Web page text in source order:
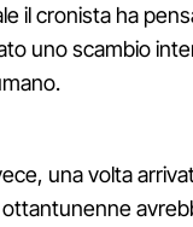
il cronista ha
uno scambio
una volta
ottantunenne